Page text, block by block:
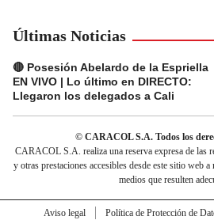
Últimas Noticias
🔴 Posesión Abelardo de la Espriella
EN VIVO | Lo último en DIRECTO:
Llegaron los delegados a Cali
© CARACOL S.A. Todos los
CARACOL S.A. realiza una reserva expresa de las
y otras prestaciones accesibles desde este sitio web
medios que resulten
Aviso legal Política de Protección de